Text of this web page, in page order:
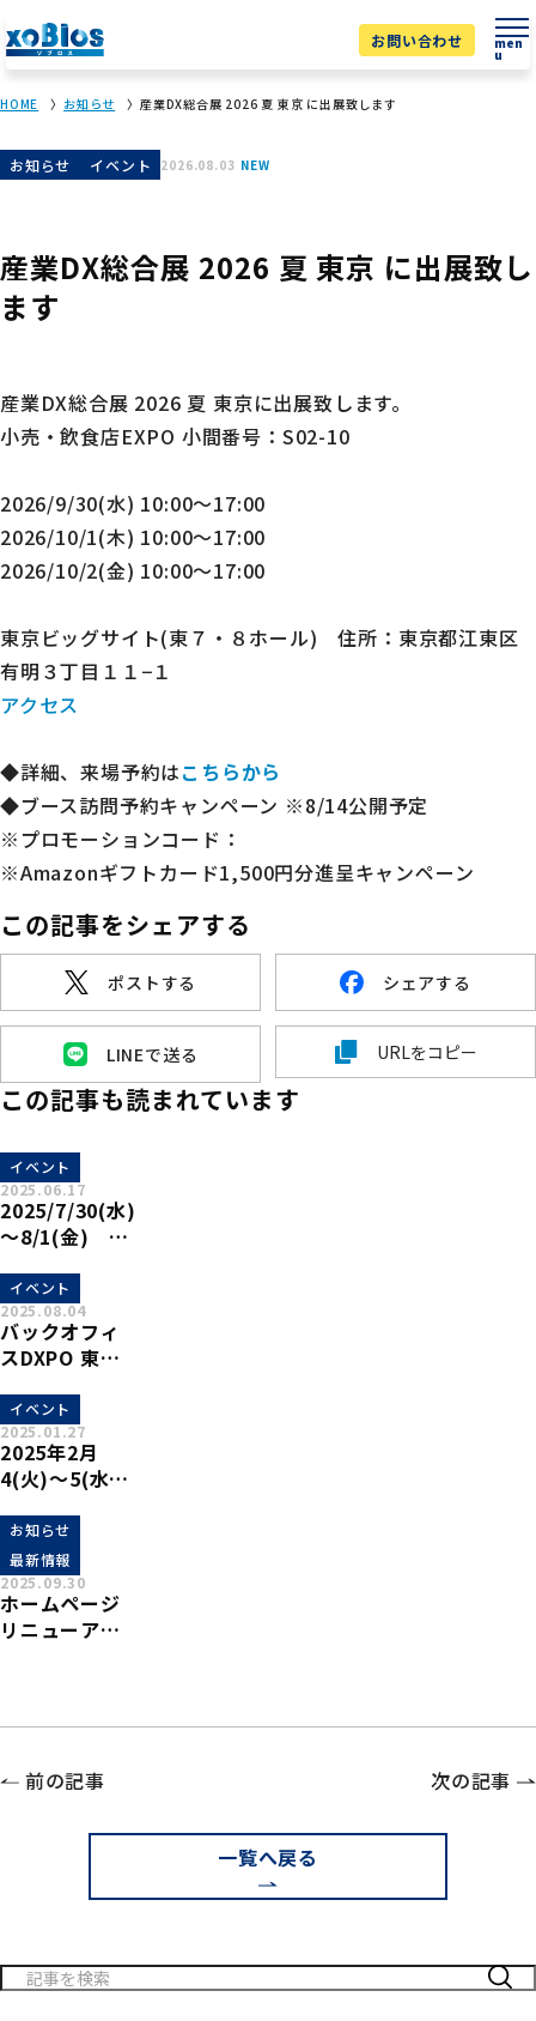
お問い合わせ men
u
HOME お知らせ 産業DX総合展 2026 夏 東京 に出展致します
お知らせ イベント 2026.08.03 NEW
産業DX総合展 2026 夏 東京 に出展致し
ます
産業DX総合展 2026 夏 東京に出展致します。
小売・飲食店EXPO 小間番号：S02-10
2026/9/30(水) 10:00～17:00
2026/10/1(木) 10:00～17:00
2026/10/2(金) 10:00～17:00
東京ビッグサイト(東７・８ホール) 住所：東京都江東区
有明３丁目１１−１
アクセス
◆詳細、来場予約はこちらから
◆ブース訪問予約キャンペーン ※8/14公開予定
※プロモーションコード：
※Amazonギフトカード1,500円分進呈キャンペーン
この記事をシェアする
ポストする シェアする
LINEで送る URLをコピー
この記事も読まれています
イベント
2025.06.17
2025/7/30(水)
～8/1(金) 産
2025夏 に出展
致します。
イベント
2025.08.04
バックオフィ
スDXPO 東京
します。
イベント
2025.01.27
2025年2月
4(火)～5(水)
ン株式会社主
催のRICOH
Value
Presentatio
n in
お知らせ
最新情報
2025.09.30
ホームページ
リニューアル
前の記事
一覧へ戻る
次の記事
検